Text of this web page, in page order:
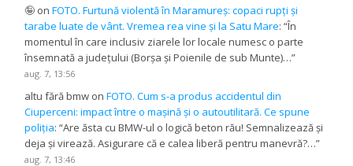
🤪 onFOTO. Furtună violentă în Maramureș: copaci rupți și
tarabe luate de vânt. Vremea rea vine și la Satu Mare: “În
momentul în care inclusiv ziarele lor locale numesc o parte
însemnată a județului (Borșa și Poienile de sub Munte)…”
aug. 7, 13:56
altu fără bmw onFOTO. Cum s-a produs accidentul din
Ciuperceni: impact între o mașină și o autoutilitară. Ce spune
poliția: “Are ăsta cu BMW-ul o logică beton rău! Semnalizează și
deja și virează. Asigurare că e calea liberă pentru manevră?…”
aug. 7, 13:46